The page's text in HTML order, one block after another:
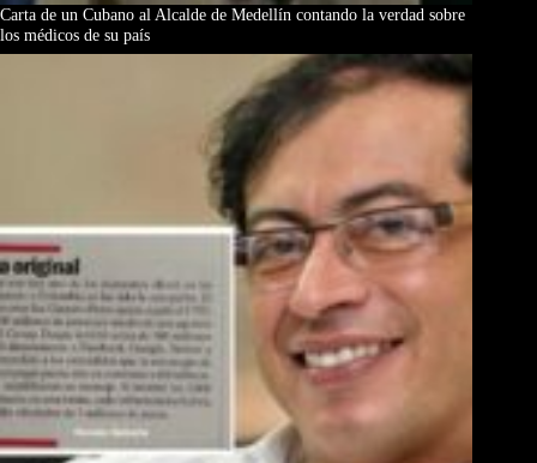
Carta de un Cubano al Alcalde de Medellín contando la verdad sobre
los médicos de su país